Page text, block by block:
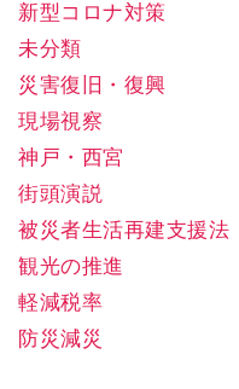
新型コロナ対策
未分類
災害復旧・復興
現場視察
神戸・西宮
街頭演説
被災者生活再建支援法
観光の推進
軽減税率
防災減災